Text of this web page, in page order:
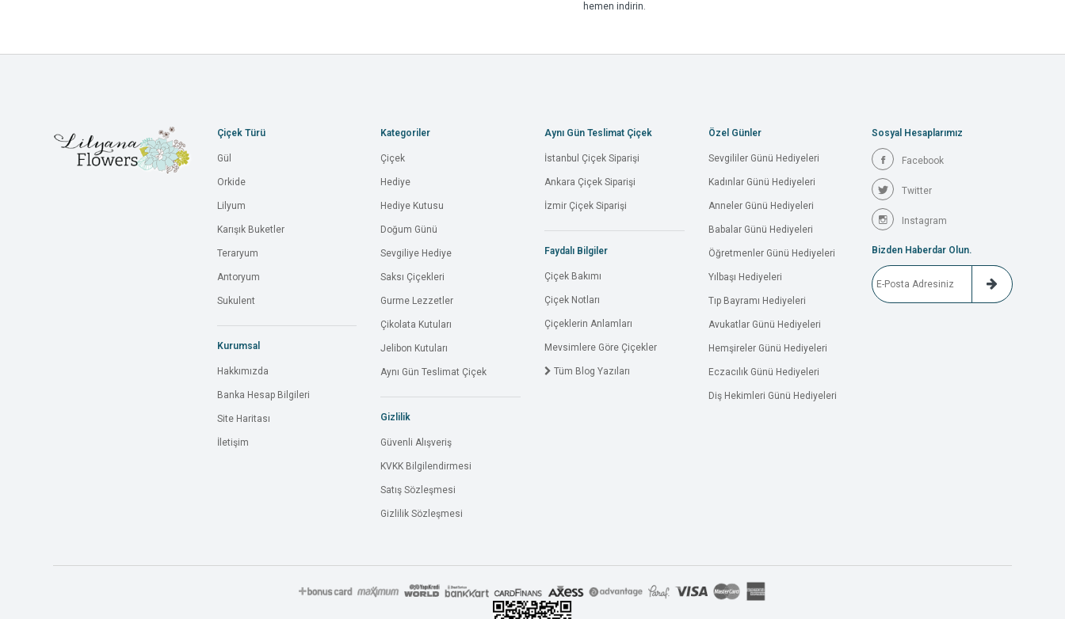
hemen indirin.
Çiçek Türü
Gül
Orkide
Lilyum
Karışık Buketler
Teraryum
Antoryum
Sukulent
Kurumsal
Hakkımızda
Banka Hesap Bilgileri
Site Haritası
İletişim
Kategoriler
Çiçek
Hediye
Hediye Kutusu
Doğum Günü
Sevgiliye Hediye
Saksı Çiçekleri
Gurme Lezzetler
Çikolata Kutuları
Jelibon Kutuları
Aynı Gün Teslimat Çiçek
Gizlilik
Güvenli Alışveriş
KVKK Bilgilendirmesi
Satış Sözleşmesi
Gizlilik Sözleşmesi
Aynı Gün Teslimat Çiçek
İstanbul Çiçek Siparişi
Ankara Çiçek Siparişi
İzmir Çiçek Siparişi
Faydalı Bilgiler
Çiçek Bakımı
Çiçek Notları
Çiçeklerin Anlamları
Mevsimlere Göre Çiçekler
Tüm Blog Yazıları
Özel Günler
Sevgililer Günü Hediyeleri
Kadınlar Günü Hediyeleri
Anneler Günü Hediyeleri
Babalar Günü Hediyeleri
Öğretmenler Günü Hediyeleri
Yılbaşı Hediyeleri
Tıp Bayramı Hediyeleri
Avukatlar Günü Hediyeleri
Hemşireler Günü Hediyeleri
Eczacılık Günü Hediyeleri
Diş Hekimleri Günü Hediyeleri
Sosyal Hesaplarımız
Facebook
Twitter
Instagram
Bizden Haberdar Olun.